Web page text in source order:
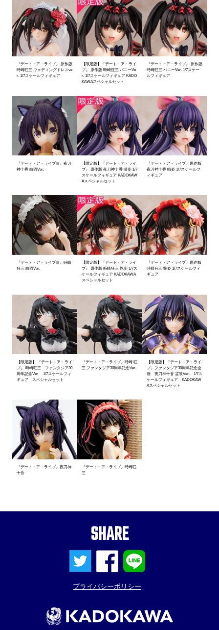
『デート・ア・ライブ』 原作版
時崎狂三 ウェディングドレスve
r. 1/7スケールフィギュア
【限定版】『デート・ア・ライ
ブ』 原作版 時崎狂三 バニーVe
r. 1/7スケールフィギュア KADO
KAWAスペシャルセット
『デート・ア・ライブ』 原作版
時崎狂三 バニーVer. 1/7スケー
ルフィギュア
『デート・ア・ライブⅢ』夜刀
神十香 白猫Ver.
【限定版】『デート・ア・ライ
ブ』 原作版 夜刀神十香 晴姿 1/7
スケールフィギュア KADOKAW
Aスペシャルセット
『デート・ア・ライブ』原作版
夜刀神十香 晴姿 1/7スケールフ
ィギュア
『デート・ア・ライブⅢ』時崎
狂三 白猫Ver.
【限定版】『デート・ア・ライ
ブ』 原作版 時崎狂三 艶姿 1/7ス
ケールフィギュア KADOKAWA
スペシャルセット
『デート・ア・ライブ』原作版
時崎狂三 艶姿 1/7スケールフィ
ギュア
【限定版】 『デート・ア・ライ
ブ』 時崎狂三 ファンタジア30
周年記念Ver. 1/7スケールフィ
ギュア スペシャルセット
『デート・ア・ライブ』時崎 狂
三 ファンタジア30周年記念Ver.
【限定版】『デート・ア・ライ
ブ』ファンタジア30周年記念企
画 夜刀神十香 霊装Ver. 1/7ス
ケールフィギュア KADOKAW
Aスペシャルセット
『デート・ア・ライブ』夜刀神
十香
『デート・ア・ライブ』時崎狂
三
SHARE
プライバシーポリシー